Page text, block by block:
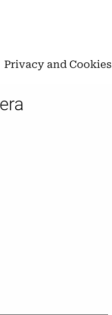
Privacy and Cookies